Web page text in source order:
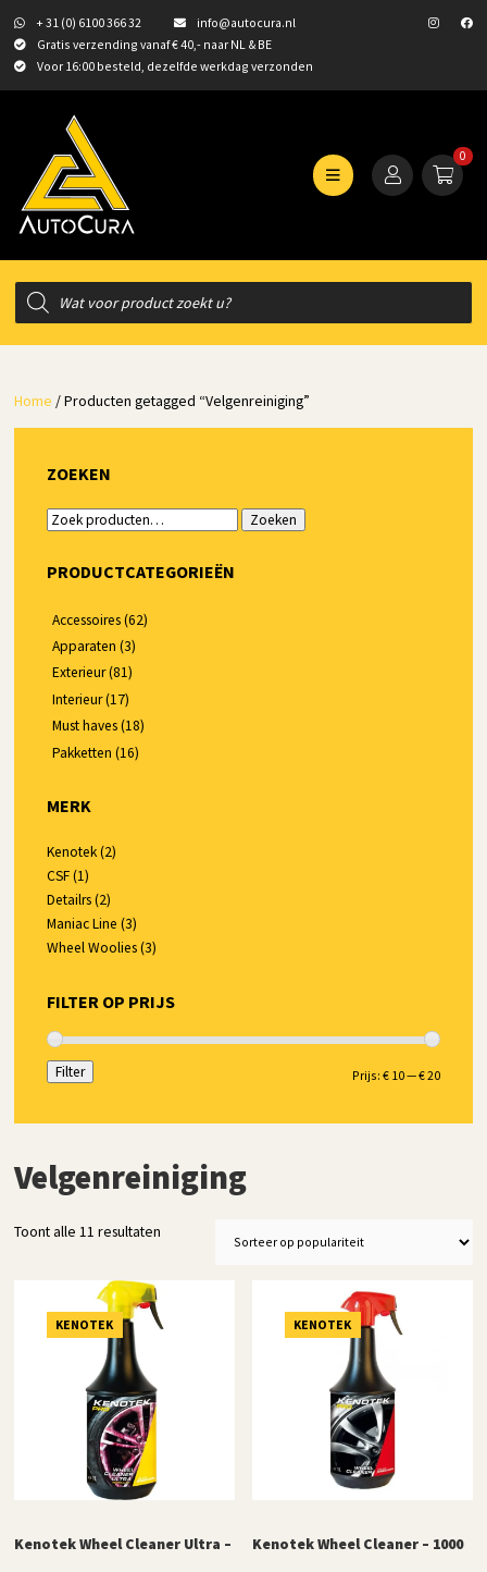
+ 31 (0) 6100 366 32
info@autocura.nl
Gratis verzending vanaf € 40,- naar NL & BE
Voor 16:00 besteld, dezelfde werkdag verzonden
0
Producten
zoeken
Home / Producten getagged “Velgenreiniging”
ZOEKEN
Zoeken
Zoeken
PRODUCTCATEGORIEËN
Accessoires (62)
Apparaten (3)
Exterieur(81)
Interieur(17)
Must haves (18)
Pakketten (16)
MERK
Kenotek (2)
CSF (1)
Detailrs (2)
Maniac Line (3)
Wheel Woolies (3)
FILTER OP PRIJS
Min.
Max.
Filter Prijs: € 10—€ 20
Velgenreiniging
Toont alle 11 resultaten
KENOTEK
Kenotek Wheel Cleaner Ultra –
KENOTEK
Kenotek Wheel Cleaner – 1000